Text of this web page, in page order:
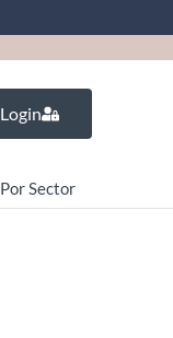
Login
Por Sector